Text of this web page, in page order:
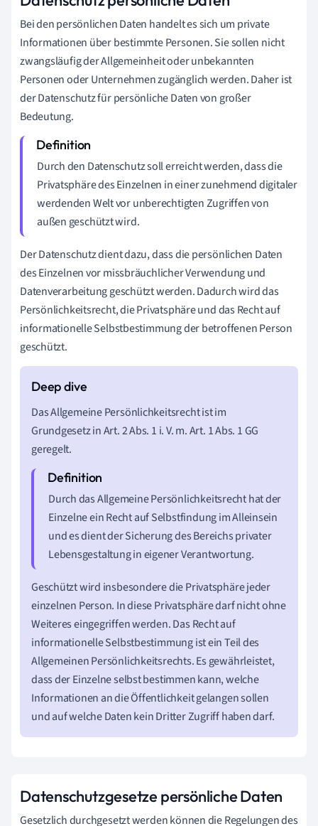
Bei den persönlichen Daten handelt es sich um private
Informationen über bestimmte Personen. Sie sollen nicht
zwangsläufig der Allgemeinheit oder unbekannten
Personen oder Unternehmen zugänglich werden. Daher ist
der Datenschutz für persönliche Daten von großer
Bedeutung.
Durch den Datenschutz soll erreicht werden, dass die
Privatsphäre des Einzelnen in einer zunehmend digitaler
werdenden Welt vor unberechtigten Zugriffen von
außen geschützt wird.
Der Datenschutz dient dazu, dass die persönlichen Daten
des Einzelnen vor missbräuchlicher Verwendung und
Datenverarbeitung geschützt werden. Dadurch wird das
Persönlichkeitsrecht, die Privatsphäre und das Recht auf
informationelle Selbstbestimmung der betroffenen Person
geschützt.
Das Allgemeine Persönlichkeitsrecht ist im
Grundgesetz in Art. 2 Abs. 1 i. V. m. Art. 1 Abs. 1 GG
geregelt.
Durch das Allgemeine Persönlichkeitsrecht hat der
Einzelne ein Recht auf Selbstfindung im Alleinsein
und es dient der Sicherung des Bereichs privater
Lebensgestaltung in eigener Verantwortung.
Geschützt wird insbesondere die Privatsphäre jeder
einzelnen Person. In diese Privatsphäre darf nicht ohne
Weiteres eingegriffen werden. Das Recht auf
informationelle Selbstbestimmung ist ein Teil des
Allgemeinen Persönlichkeitsrechts. Es gewährleistet,
dass der Einzelne selbst bestimmen kann, welche
Informationen an die Öffentlichkeit gelangen sollen
und auf welche Daten kein Dritter Zugriff haben darf.
Datenschutzgesetze persönliche Daten
Gesetzlich durchgesetzt werden können die Regelungen des